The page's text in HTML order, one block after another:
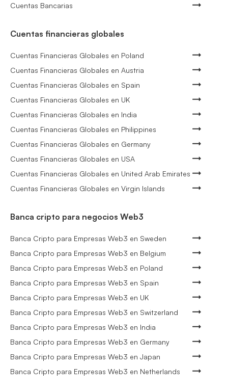
Cuentas Bancarias
Cuentas financieras globales
Cuentas Financieras Globales en Poland
Cuentas Financieras Globales en Austria
Cuentas Financieras Globales en Spain
Cuentas Financieras Globales en UK
Cuentas Financieras Globales en India
Cuentas Financieras Globales en Philippines
Cuentas Financieras Globales en Germany
Cuentas Financieras Globales en USA
Cuentas Financieras Globales en United Arab Emirates
Cuentas Financieras Globales en Virgin Islands
Banca cripto para negocios Web3
Banca Cripto para Empresas Web3 en Sweden
Banca Cripto para Empresas Web3 en Belgium
Banca Cripto para Empresas Web3 en Poland
Banca Cripto para Empresas Web3 en Spain
Banca Cripto para Empresas Web3 en UK
Banca Cripto para Empresas Web3 en Switzerland
Banca Cripto para Empresas Web3 en India
Banca Cripto para Empresas Web3 en Germany
Banca Cripto para Empresas Web3 en Japan
Banca Cripto para Empresas Web3 en Netherlands